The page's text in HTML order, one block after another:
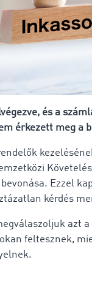
és a
érkezett meg a
Ezzel
kérdés
azt
feltesznek,